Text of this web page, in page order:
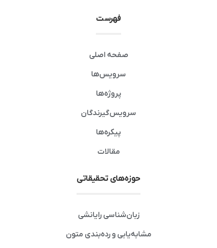
فهرست
صفحه اصلی
سرویس‌ها
پروژه‌ها
سرویس‌گیرندگان
پیکره‌ها
مقالات
حوزه‌های تحقیقاتی
زبان‌شناسی رایانشی
مشابه‌یابی و رده‌بندی متون